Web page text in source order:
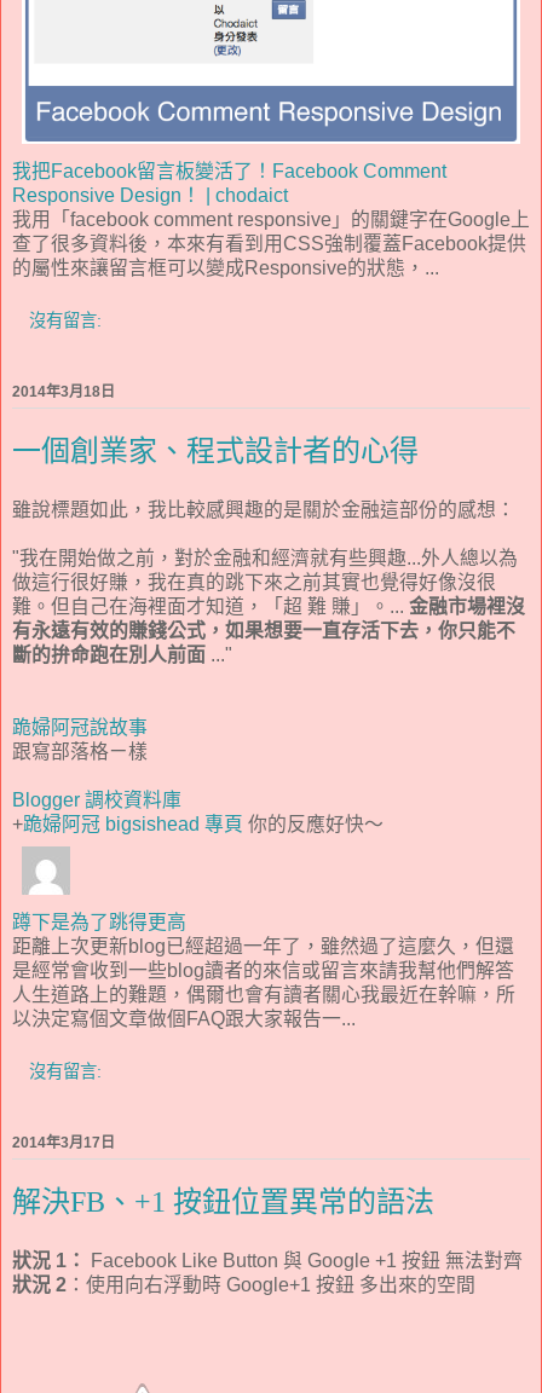
我把Facebook留言板變活了！Facebook Comment
Responsive Design！ | chodaict
我用「facebook comment responsive」的關鍵字在Google上
查了很多資料後，本來有看到用CSS強制覆蓋Facebook提供
的屬性來讓留言框可以變成Responsive的狀態，...
沒有留言:
2014年3月18日
一個創業家、程式設計者的心得
雖說標題如此，我比較感興趣的是關於金融這部份的感想：
"我在開始做之前，對於金融和經濟就有些興趣...外人總以為
做這行很好賺，我在真的跳下來之前其實也覺得好像沒很
難。但自己在海裡面才知道，「超 難 賺」。... 金融市場裡沒
有永遠有效的賺錢公式，如果想要一直存活下去，你只能不
斷的拚命跑在別人前面 ..."
跪婦阿冠說故事
跟寫部落格ㄧ樣
Blogger 調校資料庫
+跪婦阿冠 bigsishead 專頁 你的反應好快～
蹲下是為了跳得更高
距離上次更新blog已經超過一年了，雖然過了這麼久，但還
是經常會收到一些blog讀者的來信或留言來請我幫他們解答
人生道路上的難題，偶爾也會有讀者關心我最近在幹嘛，所
以決定寫個文章做個FAQ跟大家報告一...
沒有留言:
2014年3月17日
解決FB、+1 按鈕位置異常的語法
狀況 1：
Facebook Like Button 與 Google +1 按鈕 無法對齊
狀況 2 ：使用向右浮動時 Google+1 按鈕 多出來的空間